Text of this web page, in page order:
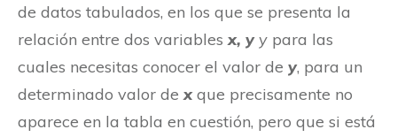
de datos tabulados, en los que se presenta la
relación entre dos variables x, yy para las
cuales necesitas conocer el valor de y, para un
determinado valor de xque precisamente no
aparece en la tabla en cuestión, pero que si está